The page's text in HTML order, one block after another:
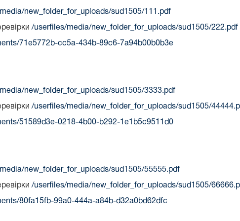
new_folder_for_uploads/sud1505/111.pdf
/userfiles/media/new_folder_for_uploads/sud1505/222.pdf
71e5772b-cc5a-434b-89c6-7a94b00b0b3e
new_folder_for_uploads/sud1505/3333.pdf
/userfiles/media/new_folder_for_uploads/sud1505/
51589d3e-0218-4b00-b292-1e1b5c9511d0
new_folder_for_uploads/sud1505/55555.pdf
/userfiles/media/new_folder_for_uploads/sud1505/
80fa15fb-99a0-444a-a84b-d32a0bd62dfc